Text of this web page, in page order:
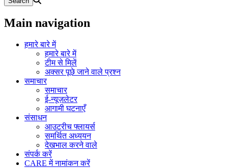
Main navigation
हमारे बारे में
हमारे बारे में
टीम से मिलें
अक्सर पूछे जाने वाले प्रश्न
समाचार
समाचार
ई-न्यूज़लेटर
आगामी घटनाएँ
संसाधन
आउटरीच फ्लायर्स
समर्थित अध्ययन
देखभाल करने वाले
संपर्क करें
CARE में नामांकन करें